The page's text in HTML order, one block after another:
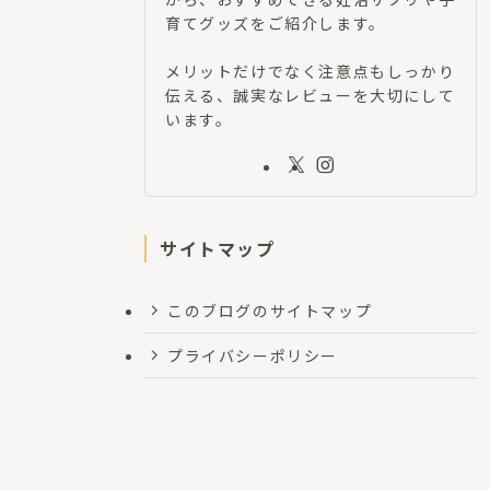
育てグッズをご紹介します。
メリットだけでなく注意点もしっかり
伝える、誠実なレビューを大切にして
います。
サイトマップ
このブログのサイトマップ
プライバシーポリシー